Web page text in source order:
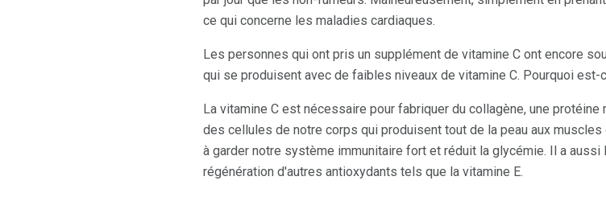
ce qui concerne les maladies cardiaques.
Les personnes qui ont pris un supplément de vitamine C ont encore
qui se produisent avec de faibles niveaux de vitamine C. Pourquoi
La vitamine C est nécessaire pour fabriquer du collagène, une
des cellules de notre corps qui produisent tout de la peau aux
à garder notre système immunitaire fort et réduit la glycémie. Il a aussi
régénération d'autres antioxydants tels que la vitamine E.